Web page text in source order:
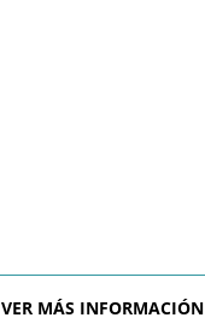
VER MÁS INFORMACIÓN